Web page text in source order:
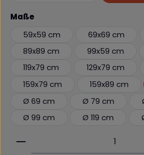
Maßeauswählen
59x59 cm
69x69 cm
89x89 cm
99x59 cm
119x79 cm
129x79 cm
159x79 cm
159x89 cm
Ø 69 cm
Ø 79 cm
Ø 99 cm
Ø 119 cm
Produkt Anzahl: Gib den